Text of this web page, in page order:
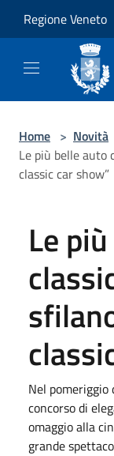
Regione Veneto
Home > Novità
Le più belle auto
classic car show”
Le
Nel
concorso di
omaggio alla
grande